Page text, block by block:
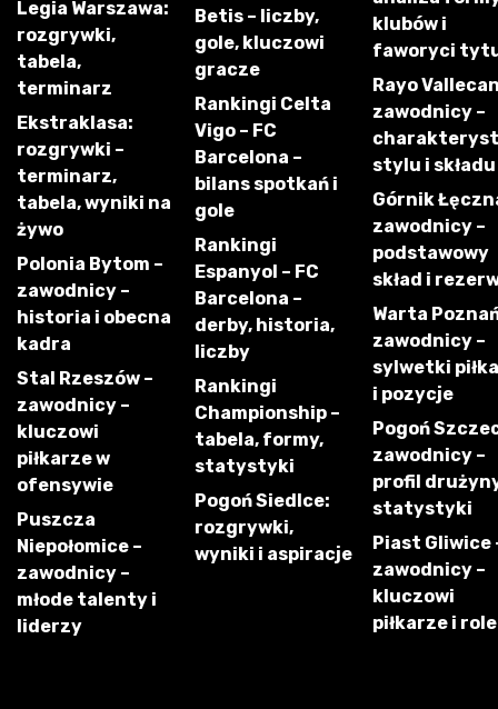
Legia Warszawa:
rozgrywki,
tabela,
terminarz
Ekstraklasa:
rozgrywki –
terminarz,
tabela, wyniki na
żywo
Polonia Bytom –
zawodnicy –
historia i obecna
kadra
Stal Rzeszów –
zawodnicy –
kluczowi
piłkarze w
ofensywie
Puszcza
Niepołomice –
zawodnicy –
młode talenty i
liderzy
Betis – liczby,
gole, kluczowi
gracze
Rankingi Celta
Vigo – FC
Barcelona –
bilans spotkań i
gole
Rankingi
Espanyol – FC
Barcelona –
derby, historia,
liczby
Rankingi
Championship –
tabela, formy,
statystyki
Pogoń Siedlce:
rozgrywki,
wyniki i aspiracje
klubów i
faworyci
Rayo
zawodnicy –
stylu i składu
Górnik
zawodnicy –
podstawowy
skład i
Warta
zawodnicy –
sylwetki
i pozycje
Pogoń
zawodnicy –
profil
statystyki
Piast Gliwice
zawodnicy –
kluczowi
piłkarze i role